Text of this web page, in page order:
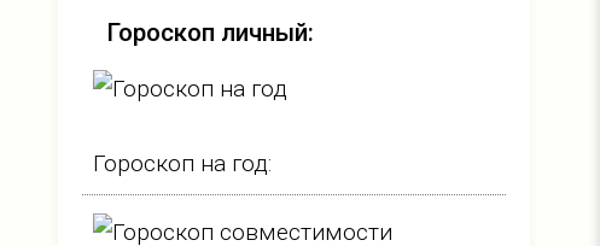
Гороскоп личный:
Гороскоп на год: